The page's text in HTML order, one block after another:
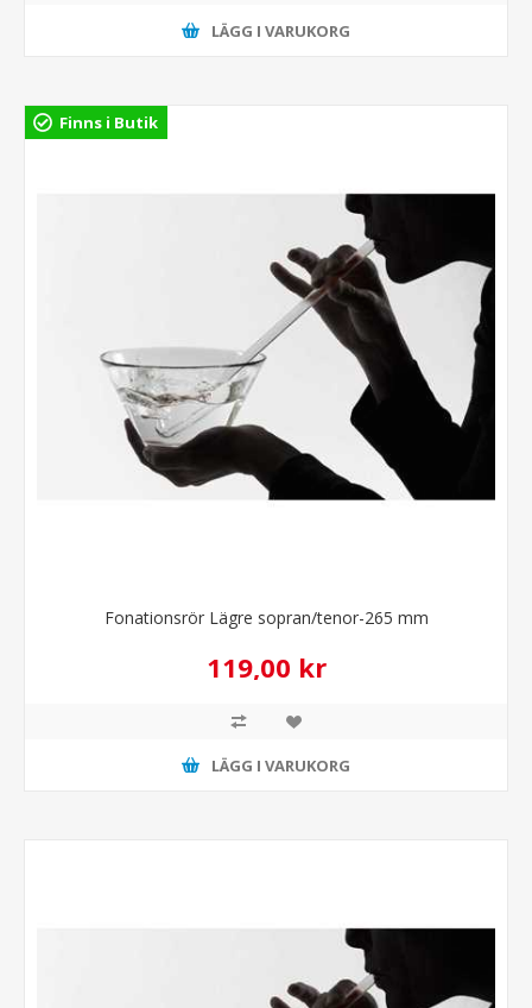
LÄGG I VARUKORG
Finns i Butik
Fonationsrör Lägre sopran/tenor-265 mm
119,00 kr
LÄGG I VARUKORG